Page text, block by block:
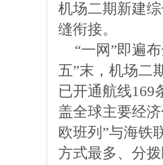
机场二期新建
缝衔接。
“一网”即遍
五”末，机场二
已开通航线169
盖全球主要经
欧班列”与海铁
方式最多、分